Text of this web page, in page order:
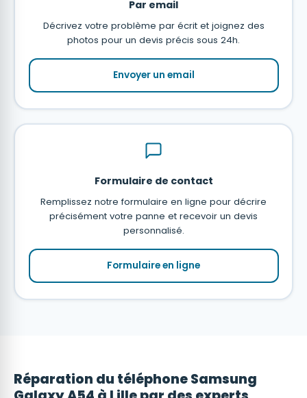
Par email
Décrivez votre problème par écrit et joignez des
photos pour un devis précis sous 24h.
Envoyer un email
Formulaire de contact
Remplissez notre formulaire en ligne pour décrire
précisément votre panne et recevoir un devis
personnalisé.
Formulaire en ligne
Réparation du téléphone Samsung